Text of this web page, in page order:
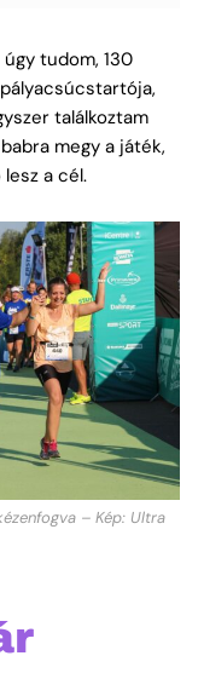
tudom, 130
találkoztam
megy a játék,
a cél.
– Kép: Ultra